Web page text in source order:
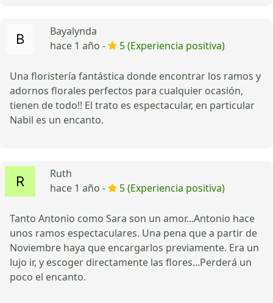
Bayalynda
hace 1 año -
5 (Experiencia positiva)
Una floristería fantástica donde encontrar los ramos y
adornos florales perfectos para cualquier ocasión,
tienen de todo!! El trato es espectacular, en particular
Nabil es un encanto.
Ruth
hace 1 año -
5 (Experiencia positiva)
Tanto Antonio como Sara son un amor...Antonio hace
unos ramos espectaculares. Una pena que a partir de
Noviembre haya que encargarlos previamente. Era un
lujo ir, y escoger directamente las flores...Perderá un
poco el encanto.